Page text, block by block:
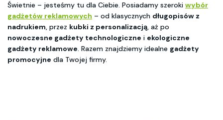
Świetnie – jesteśmy tu dla Ciebie. Posiadamy szeroki wybór
gadżetów reklamowych – od klasycznych długopisów z
nadrukiem, przez kubki z personalizacją, aż po
nowoczesne gadżety technologiczne i ekologiczne
gadżety reklamowe. Razem znajdziemy idealne gadżety
promocyjne dla Twojej firmy.